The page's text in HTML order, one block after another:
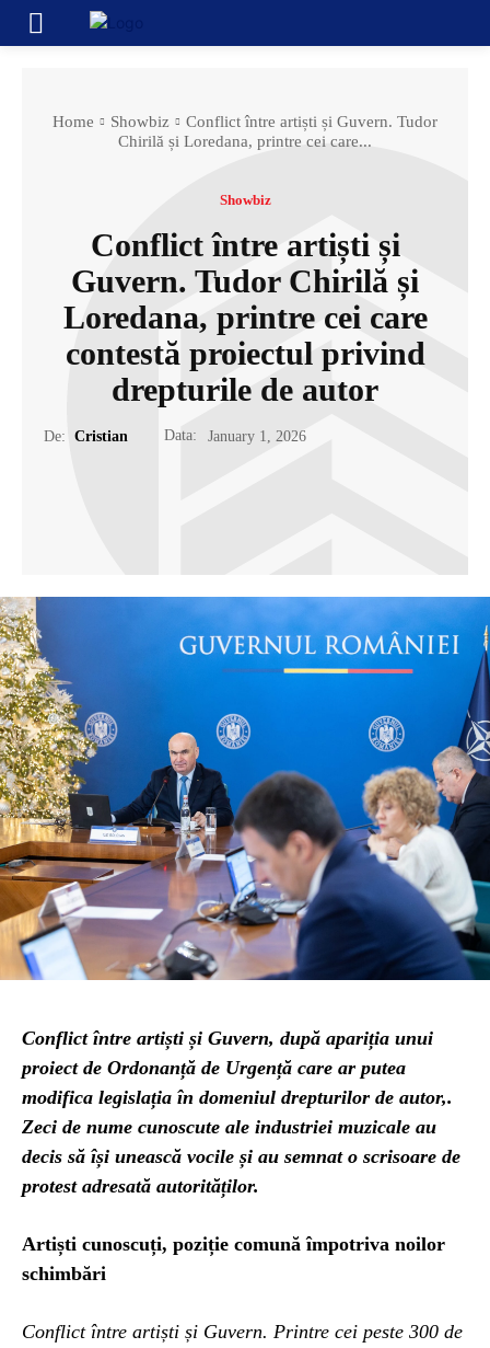
Home Showbiz
Conflict între artiști și Guvern. Tudor
Chirilă și Loredana, printre cei care...
Showbiz
Conflict între artiști și
Guvern. Tudor Chirilă și
Loredana, printre cei care
contestă proiectul privind
drepturile de autor
De: Cristian Data: January 1, 2026
Conflict între artiști și Guvern, după apariția unui
proiect de Ordonanță de Urgență care ar putea
modifica legislația în domeniul drepturilor de autor,.
Zeci de nume cunoscute ale industriei muzicale au
decis să își unească vocile și au semnat o scrisoare de
protest adresată autorităților.
Artiști cunoscuți, poziție comună împotriva noilor
schimbări
Conflict între artiști și Guvern. Printre cei peste 300 de